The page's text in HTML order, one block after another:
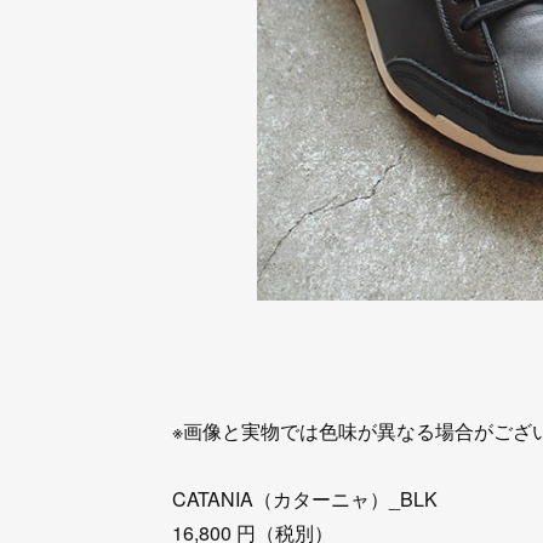
※画像と実物では色味が異なる場合がござ
CATANIA（カターニャ）_BLK
16,800 円（税別）